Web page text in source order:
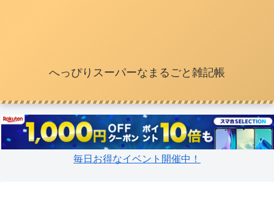
へっぴりスーパーなまるごと雑記帳
毎日お得なイベント開催中！